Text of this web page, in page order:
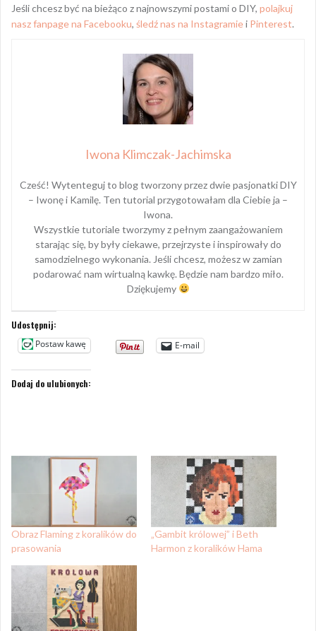
Jeśli chcesz być na bieżąco z najnowszymi postami o DIY, polajkuj
nasz fanpage na Facebooku, śledź nas na Instagramiei Pinterest.
Iwona Klimczak-Jachimska
Cześć! Wytenteguj to blog tworzony przez dwie pasjonatki DIY
– Iwonę i Kamilę. Ten tutorial przygotowałam dla Ciebie ja –
Iwona.
Wszystkie tutoriale tworzymy z pełnym zaangażowaniem
starając się, by były ciekawe, przejrzyste i inspirowały do
samodzielnego wykonania. Jeśli chcesz, możesz w zamian
podarować nam wirtualną kawkę. Będzie nam bardzo miło.
Dziękujemy
Udostępnij:
Postaw kawę
E-mail
Dodaj do ulubionych:
Obraz Flaming z koralików do
prasowania
„Gambit królowej” i Beth
Harmon z koralików Hama